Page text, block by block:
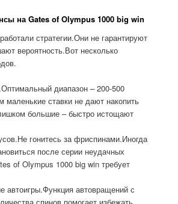
на Gates of Olympus 1000 big win
стратегии.Они не гарантируют
вероятность.Вот несколько
диапазон – 200-500
маленькие ставки не дают накопить
большие – быстро истощают
гонитесь за фриспинами.Иногда
после серии неудачных
of Olympus 1000 big win требует
автоигры.Функция автовращений с